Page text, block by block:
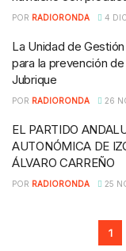
POR RADIORONDA 4
La Unidad de
para la prevención
Jubrique
POR RADIORONDA 26
EL PARTIDO
AUTONÓMICA DE
ÁLVARO CARREÑO
POR RADIORONDA 25
1